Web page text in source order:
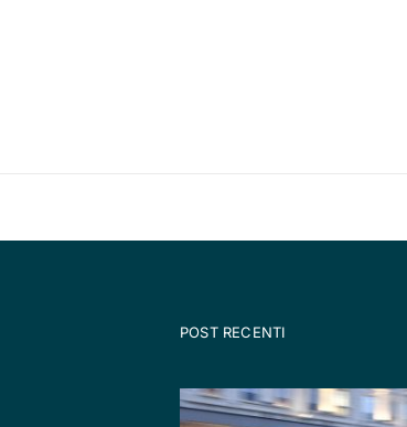
POST RECENTI